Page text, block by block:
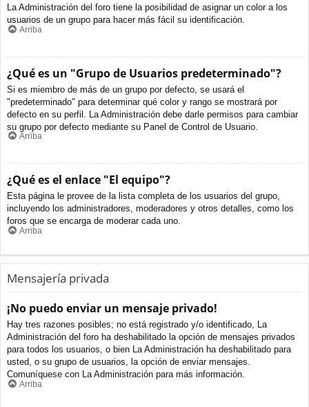
La Administración del foro tiene la posibilidad de asignar un color a los
usuarios de un grupo para hacer más fácil su identificación.
Arriba
¿Qué es un "Grupo de Usuarios predeterminado"?
Si es miembro de más de un grupo por defecto, se usará el
"predeterminado" para determinar qué color y rango se mostrará por
defecto en su perfil. La Administración debe darle permisos para cambiar
su grupo por defecto mediante su Panel de Control de Usuario.
Arriba
¿Qué es el enlace "El equipo"?
Esta página le provee de la lista completa de los usuarios del grupo,
incluyendo los administradores, moderadores y otros detalles, como los
foros que se encarga de moderar cada uno.
Arriba
Mensajería privada
¡No puedo enviar un mensaje privado!
Hay tres razones posibles; no está registrado y/o identificado, La
Administración del foro ha deshabilitado la opción de mensajes privados
para todos los usuarios, o bien La Administración ha deshabilitado para
usted, o su grupo de usuarios, la opción de enviar mensajes.
Comuníquese con La Administración para más información.
Arriba